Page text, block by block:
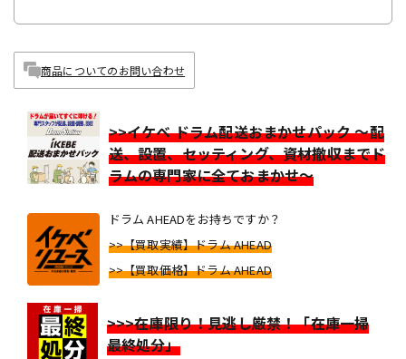
商品についてのお問い合わせ
>>イケベ ドラム配送おまかせパック ～配
送、設置、セッティング、資材撤収までド
ラムの専門家に全ておまかせ～
ドラム AHEADをお持ちですか？
>>【買取実績】ドラム AHEAD
>>【買取価格】ドラム AHEAD
>>>在庫限り！見逃し厳禁！「在庫一掃
最終処分」